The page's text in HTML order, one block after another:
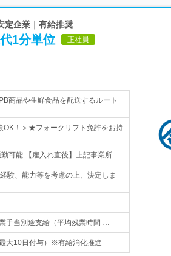
定企業｜有給推奨
1分単位 正社員
商品や生鮮食品を配送するルート
OK！＞★フォークリフト免許をお持
可能 【雇入れ直後】上記事業所…
験、能力等を考慮の上、決定しま
手当別途支給（平均残業時間 …
大10日付与）※有給消化推進